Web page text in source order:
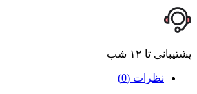
پشتیبانی تا ۱۲ شب
نظرات (0)